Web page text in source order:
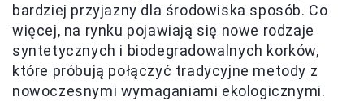
bardziej przyjazny dla środowiska sposób. Co
więcej, na rynku pojawiają się nowe rodzaje
syntetycznych i biodegradowalnych korków,
które próbują połączyć tradycyjne metody z
nowoczesnymi wymaganiami ekologicznymi.